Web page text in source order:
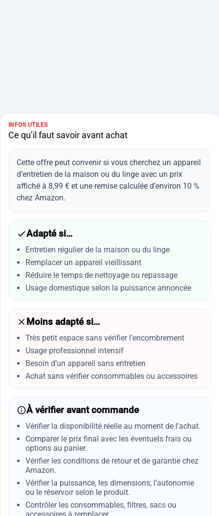
INFOS UTILES
Ce qu’il faut savoir avant achat
Cette offre peut convenir si vous cherchez un appareil
d’entretien de la maison ou du linge avec un prix
affiché à 8,99 € et une remise calculée d’environ 10 %
chez Amazon.
Adapté si…
Entretien régulier de la maison ou du linge
Remplacer un appareil vieillissant
Réduire le temps de nettoyage ou repassage
Usage domestique selon la puissance annoncée
Moins adapté si…
Très petit espace sans vérifier l’encombrement
Usage professionnel intensif
Besoin d’un appareil sans entretien
Achat sans vérifier consommables ou accessoires
À vérifier avant commande
Vérifier la disponibilité réelle au moment de l’achat.
Comparer le prix final avec les éventuels frais ou
options au panier.
Vérifier les conditions de retour et de garantie chez
Amazon.
Vérifier la puissance, les dimensions, l’autonomie
ou le réservoir selon le produit.
Contrôler les consommables, filtres, sacs ou